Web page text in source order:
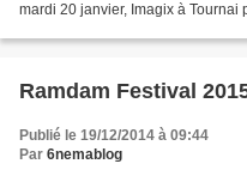
mardi 20 janvier, Imagix à Tournai
Ramdam Festival
Publié le 19/12/2014 à 09:44
Par 6nemablog